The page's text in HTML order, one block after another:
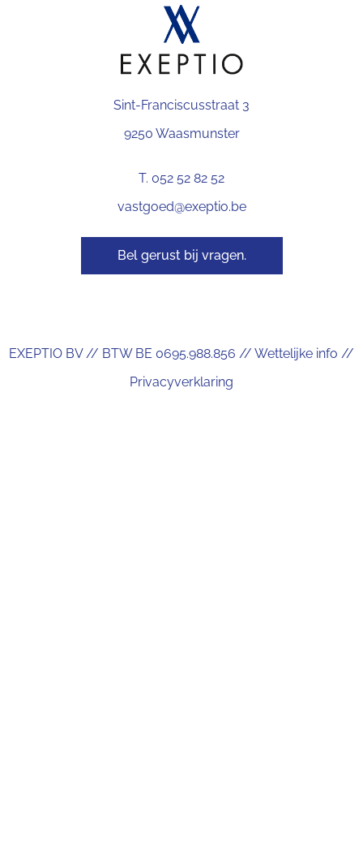
Sint-Franciscusstraat 3
9250 Waasmunster
T. 052 52 82 52
vastgoed@exeptio.be
Bel gerust bij vragen.
EXEPTIO BV // BTW BE 0695.988.856 // Wettelijke info //
Privacyverklaring